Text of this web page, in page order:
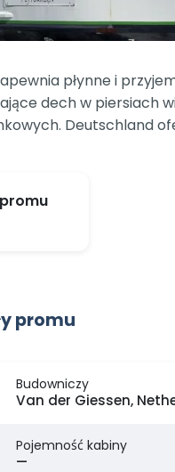
płynne i
dech w piersiach
Deutschland
promu
Budowniczy
Van der Giessen,
Pojemność kabiny
—